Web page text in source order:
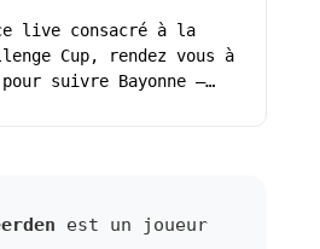
live consacré à la
Cup, rendez vous à
suivre Bayonne –…
est un joueur